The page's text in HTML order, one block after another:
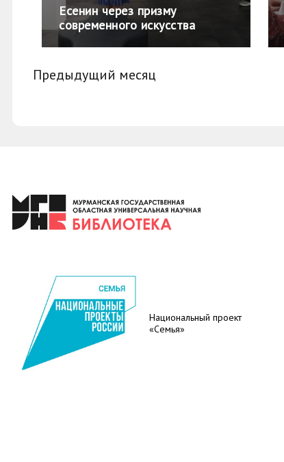
Есенин через призму
современного искусства
Предыдущий месяц
Национальный проект
«Семья»